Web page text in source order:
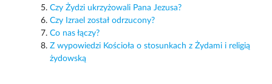
Czy Żydzi ukrzyżowali Pana Jezusa?
Czy Izrael został odrzucony?
Co nas łączy?
Z wypowiedzi Kościoła o stosunkach z Żydami i religią
żydowską